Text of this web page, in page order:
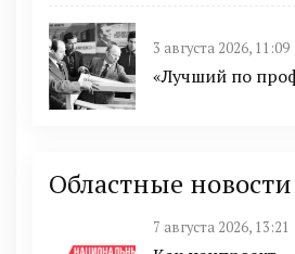
3 августа 2026, 11:09
«Лучший по
Областные новости
7 августа 2026, 13:21